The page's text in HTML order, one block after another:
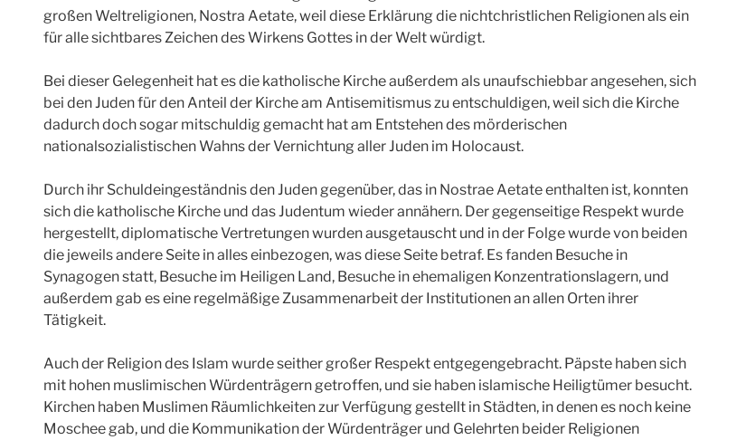
großen Weltreligionen, Nostra Aetate, weil diese Erklärung die nichtchristlichen Religionen als ein
für alle sichtbares Zeichen des Wirkens Gottes in der Welt würdigt.
Bei dieser Gelegenheit hat es die katholische Kirche außerdem als unaufschiebbar angesehen, sich
bei den Juden für den Anteil der Kirche am Antisemitismus zu entschuldigen, weil sich die Kirche
dadurch doch sogar mitschuldig gemacht hat am Entstehen des mörderischen
nationalsozialistischen Wahns der Vernichtung aller Juden im Holocaust.
Durch ihr Schuldeingeständnis den Juden gegenüber, das in Nostrae Aetate enthalten ist, konnten
sich die katholische Kirche und das Judentum wieder annähern. Der gegenseitige Respekt wurde
hergestellt, diplomatische Vertretungen wurden ausgetauscht und in der Folge wurde von beiden
die jeweils andere Seite in alles einbezogen, was diese Seite betraf. Es fanden Besuche in
Synagogen statt, Besuche im Heiligen Land, Besuche in ehemaligen Konzentrationslagern, und
außerdem gab es eine regelmäßige Zusammenarbeit der Institutionen an allen Orten ihrer
Tätigkeit.
Auch der Religion des Islam wurde seither großer Respekt entgegengebracht. Päpste haben sich
mit hohen muslimischen Würdenträgern getroffen, und sie haben islamische Heiligtümer besucht.
Kirchen haben Muslimen Räumlichkeiten zur Verfügung gestellt in Städten, in denen es noch keine
Moschee gab, und die Kommunikation der Würdenträger und Gelehrten beider Religionen